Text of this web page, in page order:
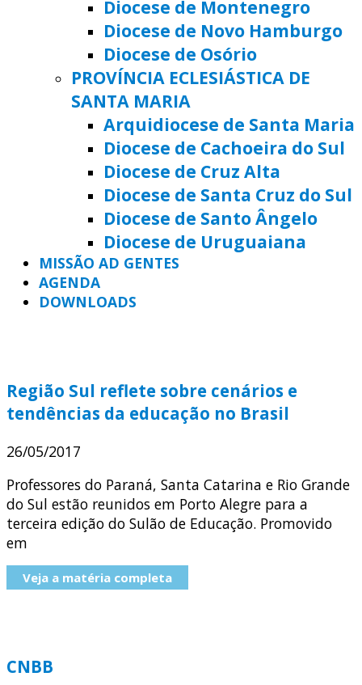
Diocese de Montenegro
Diocese de Novo Hamburgo
Diocese de Osório
PROVÍNCIA ECLESIÁSTICA DE
SANTA MARIA
Arquidiocese de Santa Maria
Diocese de Cachoeira do Sul
Diocese de Cruz Alta
Diocese de Santa Cruz do Sul
Diocese de Santo Ângelo
Diocese de Uruguaiana
MISSÃO AD GENTES
AGENDA
DOWNLOADS
Região Sul reflete sobre cenários e
tendências da educação no Brasil
26/05/2017
Professores do Paraná, Santa Catarina e Rio Grande
do Sul estão reunidos em Porto Alegre para a
terceira edição do Sulão de Educação. Promovido
em
Veja a matéria completa
CNBB